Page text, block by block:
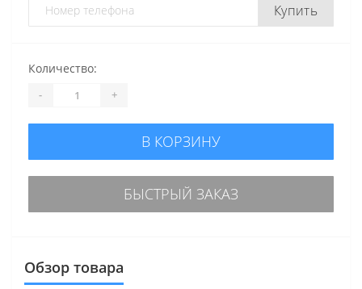
Купить
Количество:
- +
В КОРЗИНУ
БЫСТРЫЙ ЗАКАЗ
Обзор товара